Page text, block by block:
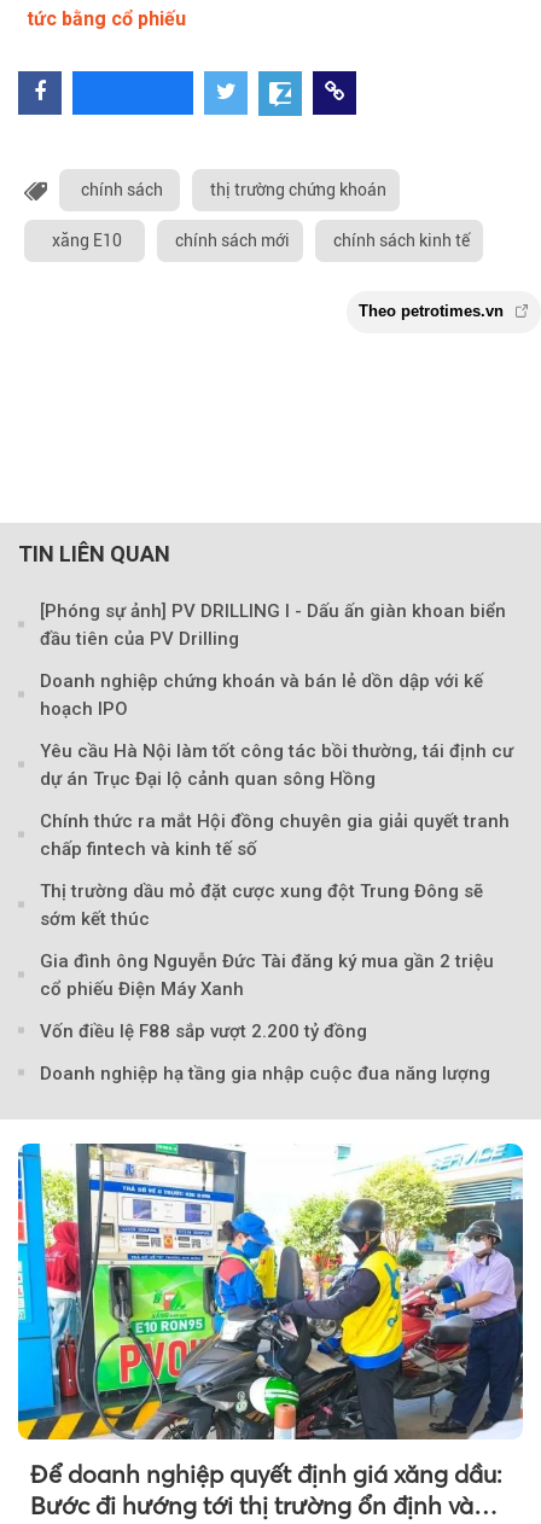
tức bằng cổ phiếu
chính sách thị trường chứng khoán
xăng E10 chính sách mới chính sách kinh tế
TIN LIÊN QUAN
[Phóng sự ảnh] PV DRILLING I - Dấu ấn giàn khoan biển
đầu tiên của PV Drilling
Doanh nghiệp chứng khoán và bán lẻ dồn dập với kế
hoạch IPO
Yêu cầu Hà Nội làm tốt công tác bồi thường, tái định cư
dự án Trục Đại lộ cảnh quan sông Hồng
Chính thức ra mắt Hội đồng chuyên gia giải quyết tranh
chấp fintech và kinh tế số
Thị trường dầu mỏ đặt cược xung đột Trung Đông sẽ
sớm kết thúc
Gia đình ông Nguyễn Đức Tài đăng ký mua gần 2 triệu
cổ phiếu Điện Máy Xanh
Vốn điều lệ F88 sắp vượt 2.200 tỷ đồng
Doanh nghiệp hạ tầng gia nhập cuộc đua năng lượng
Để doanh nghiệp quyết định giá xăng dầu:
Bước đi hướng tới thị trường ổn định và